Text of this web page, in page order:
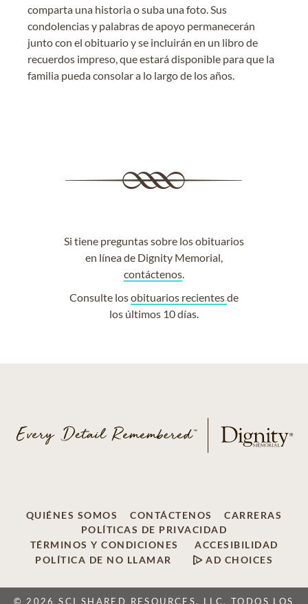
comparta una historia o suba una foto. Sus
condolencias y palabras de apoyo permanecerán
junto con el obituario y se incluirán en un libro de
recuerdos impreso, que estará disponible para que la
familia pueda consolar a lo largo de los años.
Si tiene preguntas sobre los obituarios
en línea de Dignity Memorial,
contáctenos.
Consulte losobituarios recientesde
los últimos 10 días.
QUIÉNES SOMOS CONTÁCTENOS
CARRERAS
POLÍTICAS DE PRIVACIDAD
TÉRMINOS Y CONDICIONES
ACCESIBILIDAD
POLÍTICA DE NO LLAMAR
AD CHOICES
© 2026 SCI SHARED RESOURCES, LLC, TODOS LOS